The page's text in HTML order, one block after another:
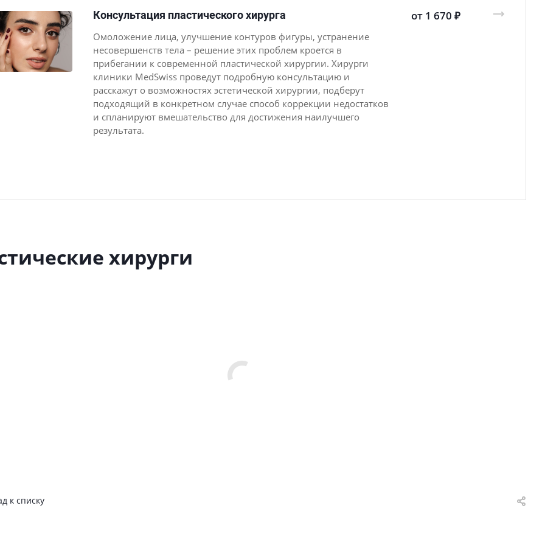
Консультация пластического хирурга
Омоложение лица, улучшение контуров фигуры, устранение
несовершенств тела – решение этих проблем кроется в
прибегании к современной пластической хирургии. Хирурги
клиники MedSwiss проведут подробную консультацию и
расскажут о возможностях эстетической хирургии, подберут
подходящий в конкретном случае способ коррекции недостатков
и спланируют вмешательство для достижения наилучшего
результата.
от 1 670 ₽
хирурги
к списку